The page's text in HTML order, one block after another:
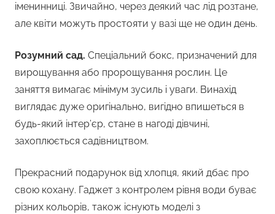
іменинниці. Звичайно, через деякий час лід розтане,
але квіти можуть простояти у вазі ще не один день.
Розумний сад. Спеціальний бокс, призначений для
вирощування або пророщування рослин. Це
заняття вимагає мінімум зусиль і уваги. Винахід
виглядає дуже оригінально, вигідно впишеться в
будь-який інтер’єр, стане в нагоді дівчині,
захоплюється садівництвом.
Прекрасний подарунок від хлопця, який дбає про
свою кохану. Гаджет з контролем рівня води буває
різних кольорів, також існують моделі з